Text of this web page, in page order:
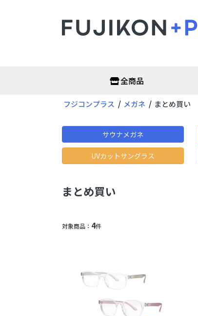
全商品
オフィス・店舗
サーモグラフィーカメラ
アルコールチェッカー
二酸化炭素濃度測定器
パーテーション
オフィス家具
熱中症対策
フジコンプラス メガネ まとめ買い
サウナメガネ
UVカットサングラス
まとめ買い
対象商品： 4件